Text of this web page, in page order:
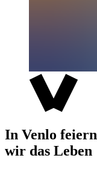
In Venlo feiern
wir das Leben